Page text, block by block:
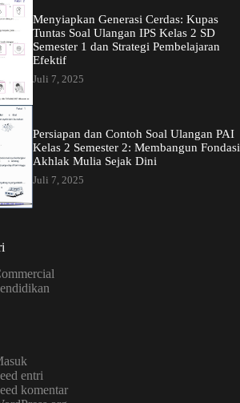
Menyiapkan Generasi Cerdas: Kupas
Tuntas Soal Ulangan IPS Kelas 2 SD
Semester 1 dan Strategi Pembelajaran
Efektif
Juli 7, 2025
Persiapan dan Contoh Soal Ulangan PAI
Kelas 2 Semester 2: Membangun Fondasi
Akhlak Mulia Sejak Dini
Juli 7, 2025
entri
komentar